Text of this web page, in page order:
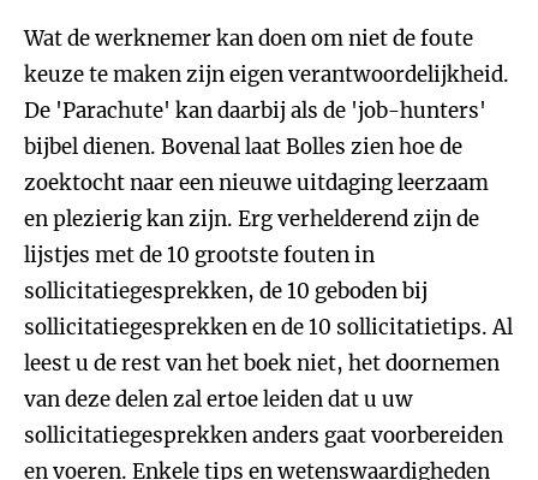
Wat de werknemer kan doen om niet de foute
keuze te maken zijn eigen verantwoordelijkheid.
De 'Parachute' kan daarbij als de 'job-hunters'
bijbel dienen. Bovenal laat Bolles zien hoe de
zoektocht naar een nieuwe uitdaging leerzaam
en plezierig kan zijn. Erg verhelderend zijn de
lijstjes met de 10 grootste fouten in
sollicitatiegesprekken, de 10 geboden bij
sollicitatiegesprekken en de 10 sollicitatietips. Al
leest u de rest van het boek niet, het doornemen
van deze delen zal ertoe leiden dat u uw
sollicitatiegesprekken anders gaat voorbereiden
en voeren. Enkele tips en wetenswaardigheden